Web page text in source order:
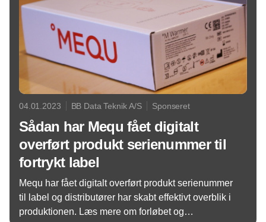
04.01.2023 BB Data Teknik A/S Sponseret
Sådan har Mequ fået digitalt
overført produkt serienummer til
fortrykt label
Mequ har fået digitalt overført produkt serienummer
til label og distributører har skabt effektivt overblik i
produktionen. Læs mere om forløbet og